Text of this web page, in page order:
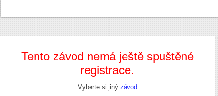
Tento závod nemá ještě spuštěné
registrace.
Vyberte si jiný závod